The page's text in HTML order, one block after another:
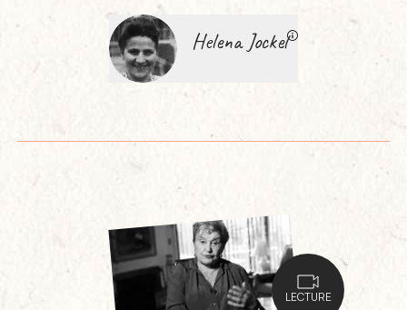
Helena Jockel
LECTURE